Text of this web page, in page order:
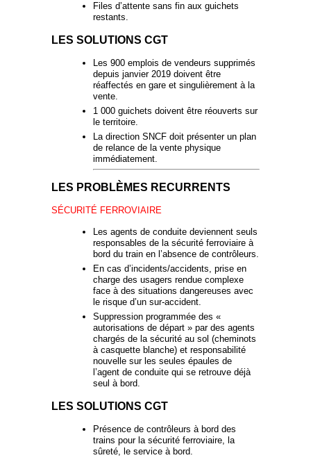
Files d’attente sans fin aux guichets
restants.
LES SOLUTIONS CGT
Les 900 emplois de vendeurs supprimés
depuis janvier 2019 doivent être
réaffectés en gare et singulièrement à la
vente.
1 000 guichets doivent être réouverts sur
le territoire.
La direction SNCF doit présenter un plan
de relance de la vente physique
immédiatement.
LES PROBLÈMES RECURRENTS
SÉCURITÉ FERROVIAIRE
Les agents de conduite deviennent seuls
responsables de la sécurité ferroviaire à
bord du train en l’absence de contrôleurs.
En cas d’incidents/accidents, prise en
charge des usagers rendue complexe
face à des situations dangereuses avec
le risque d’un sur-accident.
Suppression programmée des «
autorisations de départ » par des agents
chargés de la sécurité au sol (cheminots
à casquette blanche) et responsabilité
nouvelle sur les seules épaules de
l’agent de conduite qui se retrouve déjà
seul à bord.
LES SOLUTIONS CGT
Présence de contrôleurs à bord des
trains pour la sécurité ferroviaire, la
sûreté, le service à bord.